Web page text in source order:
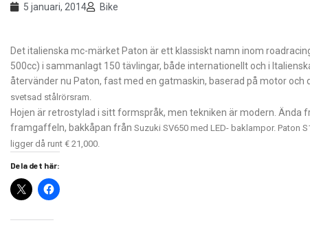
5 januari, 2014 Bike
Det italienska mc-märket Paton är ett klassiskt namn inom
500cc) i sammanlagt 150 tävlingar, både internationellt och i
återvänder nu Paton, fast med en gatmaskin, baserad på motor och
svetsad stålrörsram.
Hojen är retrostylad i sitt formspråk, men tekniken är modern. Ända
framgaffeln, bakkåpan från Suzuki SV650 med LED- baklampor. Paton
ligger då runt € 21,000
Dela det här: